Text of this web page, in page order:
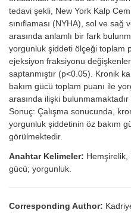
tedavi şekli, New York Kalp
sınıflaması (NYHA), sol ve
arasında anlamlı bir fark
yorgunluk şiddeti ölçeği toplam
ejeksiyon fraksiyonu
saptanmıştır (p<0.05). Kronik
bakım gücü toplam puanı ile
arasında ilişki
Sonuç: Çalışma sonucunda,
yorgunluk şiddetinin öz bakım
görülmektedir.
Anahtar Kelimeler: Hemşirelik,
gücü; yorgunluk.
Corresponding Author: